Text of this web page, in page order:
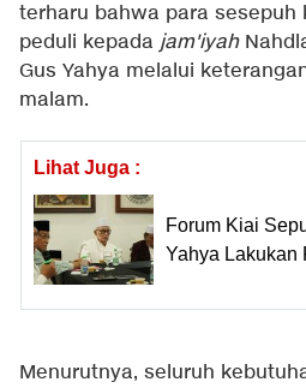
terharu bahwa para sesepuh
peduli kepada jam'iyah
Gus Yahya melalui
malam.
Lihat Juga :
Forum Kiai
Yahya Lakukan
Menurutnya, seluruh